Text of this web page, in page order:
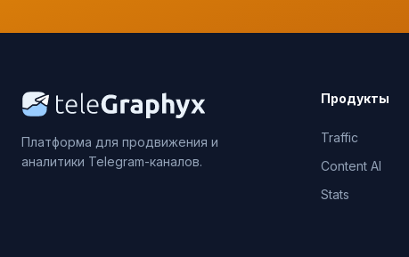
Платформа для продвижения и
аналитики Telegram-каналов.
Продукты
Traffic
Content AI
Stats